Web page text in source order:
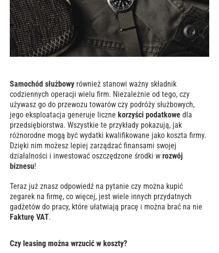
Samochód służbowy również stanowi ważny składnik
codziennych operacji wielu firm. Niezależnie od tego, czy
używasz go do przewozu towarów czy podróży służbowych,
jego eksploatacja generuje liczne korzyści podatkowe dla
przedsiębiorstwa. Wszystkie te przykłady pokazują, jak
różnorodne mogą być wydatki kwalifikowane jako koszta firmy.
Dzięki nim możesz lepiej zarządzać finansami swojej
działalności i inwestować oszczędzone środki w rozwój
biznesu!
Teraz już znasz odpowiedź na pytanie czy można kupić
zegarek na firmę, co więcej, jest wiele innych przydatnych
gadżetów do pracy, które ułatwiają pracę i można brać na nie
Fakturę VAT.
Czy leasing można wrzucić w koszty?